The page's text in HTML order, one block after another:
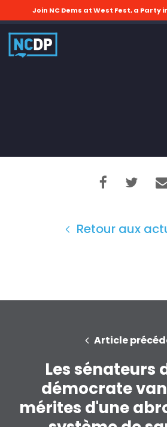
Join NC Dems at West Fest, a Party
Retour aux
Article
Les sénateurs
démocrate
mérites d'une